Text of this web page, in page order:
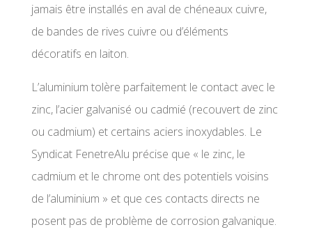
jamais être installés en aval de chéneaux cuivre,
de bandes de rives cuivre ou d’éléments
décoratifs en laiton.
L’aluminium tolère parfaitement le contact avec le
zinc, l’acier galvanisé ou cadmié (recouvert de zinc
ou cadmium) et certains aciers inoxydables. Le
Syndicat FenetreAlu précise que « le zinc, le
cadmium et le chrome ont des potentiels voisins
de l’aluminium » et que ces contacts directs ne
posent pas de problème de corrosion galvanique.